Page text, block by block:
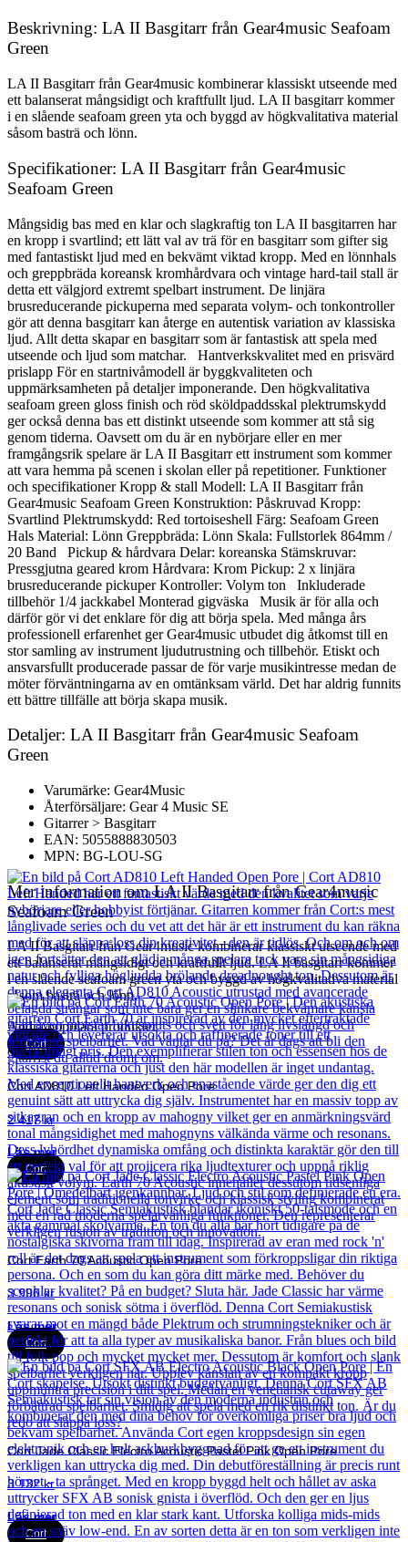
Beskrivning: LA II Basgitarr från Gear4music Seafoam
Green
LA II Basgitarr från Gear4music kombinerar klassiskt utseende med
ett balanserat mångsidigt och kraftfullt ljud. LA II basgitarr kommer
i en slående seafoam green yta och byggd av högkvalitativa material
såsom basträ och lönn.
Specifikationer: LA II Basgitarr från Gear4music
Seafoam Green
Mångsidig bas med en klar och slagkraftig ton LA II basgitarren har
en kropp i svartlind; ett lätt val av trä för en basgitarr som gifter sig
med fantastiskt ljud med en bekvämt viktad kropp. Med en lönnhals
och greppbräda koreansk kromhårdvara och vintage hard-tail stall är
detta ett välgjord extremt spelbart instrument. De linjära
brusreducerande pickuperna med separata volym- och tonkontroller
gör att denna basgitarr kan återge en autentisk variation av klassiska
ljud. Allt detta skapar en basgitarr som är fantastisk att spela med
utseende och ljud som matchar. Hantverkskvalitet med en prisvärd
prislapp För en startnivåmodell är byggkvaliteten och
uppmärksamheten på detaljer imponerande. Den högkvalitativa
seafoam green gloss finish och röd sköldpaddsskal plektrumskydd
ger också denna bas ett distinkt utseende som kommer att stå sig
genom tiderna. Oavsett om du är en nybörjare eller en mer
framgångsrik spelare är LA II Basgitarr ett instrument som kommer
att vara hemma på scenen i skolan eller på repetitioner. Funktioner
och specifikationer Kropp & stall Modell: LA II Basgitarr från
Gear4music Seafoam Green Konstruktion: Påskruvad Kropp:
Svartlind Plektrumskydd: Red tortoiseshell Färg: Seafoam Green
Hals Material: Lönn Greppbräda: Lönn Skala: Fullstorlek 864mm /
20 Band Pickup & hårdvara Delar: koreanska Stämskruvar:
Pressgjutna geared krom Hårdvara: Krom Pickup: 2 x linjära
brusreducerande pickuper Kontroller: Volym ton Inkluderade
tillbehör 1/4 jackkabel Monterad gigväska Musik är för alla och
därför gör vi det enklare för dig att börja spela. Med många års
professionell erfarenhet ger Gear4music utbudet dig åtkomst till en
stor samling av instrument ljudutrustning och tillbehör. Etiskt och
ansvarsfullt producerade passar de för varje musikintresse medan de
möter förväntningarna av en omtänksam värld. Det har aldrig funnits
ett bättre tillfälle att börja skapa musik.
Detaljer: LA II Basgitarr från Gear4music Seafoam
Green
Varumärke: Gear4Music
Återförsäljare: Gear 4 Music SE
Gitarrer > Basgitarr
EAN: 5055888830503
MPN: BG-LOU-SG
Mer information om LA II Basgitarr från Gear4music
Seafoam Green
LA II Basgitarr från Gear4music kombinerar klassiskt utseende med
ett balanserat mångsidigt och kraftfullt ljud. LA II basgitarr kommer
i en slående seafoam green yta och byggd av högkvalitativa material
såsom basträ och lönn.
Andra populära produkter
Cort
Cort AD810 Left Handed Open Pore
2 417kr
Läs mer
Cort
Cort Earth 70 Acoustic Open Pore
3 990kr
Läs mer
Cort
Cort Jade Classic Electro Acoustic Pastel Pink Open Pore
3 132kr
Läs mer
Cort